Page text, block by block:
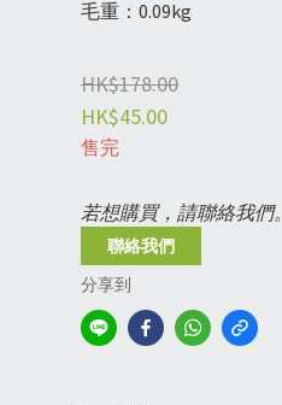
毛重：0.09kg
HK$178.00
HK$45.00
售完
若想購買，請聯絡我們。
聯絡我們
分享到